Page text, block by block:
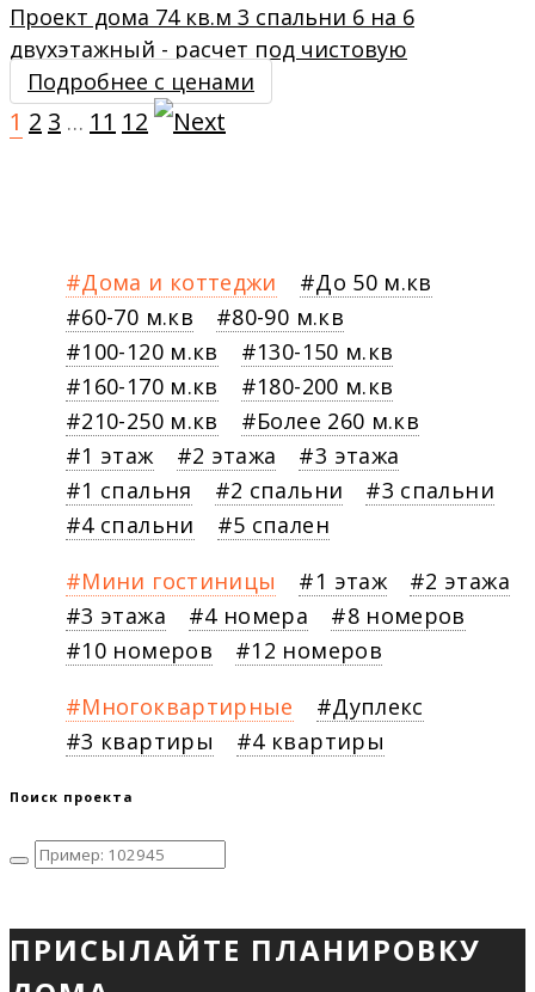
Проект дома 74 кв.м 3 спальни 6 на 6
двухэтажный - расчет под чистовую
Подробнее с ценами
1 2 3 … 11 12
Дома и коттеджи
До 50 м.кв
60-70 м.кв
80-90 м.кв
100-120 м.кв
130-150 м.кв
160-170 м.кв
180-200 м.кв
210-250 м.кв
Более 260 м.кв
1 этаж
2 этажа
3 этажа
1 спальня
2 спальни
3 спальни
4 спальни
5 спален
Мини гостиницы
1 этаж
2 этажа
3 этажа
4 номера
8 номеров
10 номеров
12 номеров
Многоквартирные
Дуплекс
3 квартиры
4 квартиры
Поиск проекта
ПРИСЫЛАЙТЕ ПЛАНИРОВКУ